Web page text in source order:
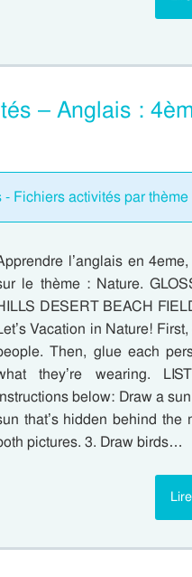
– Anglais :
Fichiers activités par
l’anglais en
le thème : Nature.
DESERT BEACH
Vacation in Nature!
Then, glue each
they’re wearing.
below: Draw a
that’s hidden behind
pictures. 3. Draw birds…